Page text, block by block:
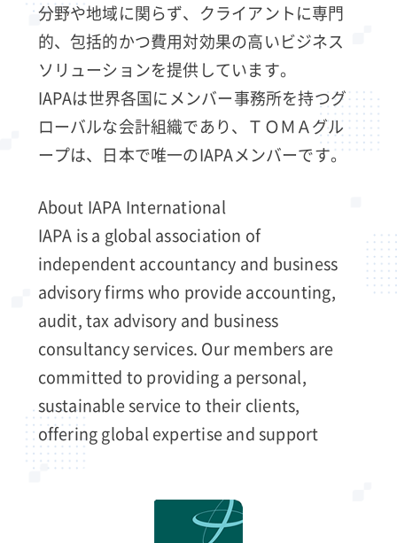
分野や地域に関らず、クライアントに専門
的、包括的かつ費用対効果の高いビジネス
ソリューションを提供しています。
IAPAは世界各国にメンバー事務所を持つグ
ローバルな会計組織であり、ＴＯＭＡグル
ープは、日本で唯一のIAPAメンバーです。
About IAPA International
IAPA is a global association of
independent accountancy and business
advisory firms who provide accounting,
audit, tax advisory and business
consultancy services. Our members are
committed to providing a personal,
sustainable service to their clients,
offering global expertise and support